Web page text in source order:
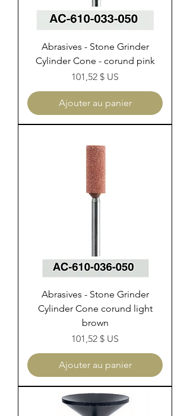
Abrasives - Stone Grinder
Cylinder Cone - corund pink
Prix
101,52 $ US
Ajouter au panier
Abrasives - Stone Grinder
Cylinder Cone corund light
brown
Prix
101,52 $ US
Ajouter au panier